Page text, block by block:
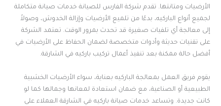
الأرضيات ومتانتها. تقدم شركة الفارس للصيانة خدمات صيانة متكاملة
لجميع أنواع الباركيه، بدءًا من تلميع الأرضيات وإزالة الخدوش، وصولاً
إلى معالجة أي تلفيات صغيرة قد تحدث بمرور الوقت. تعتمد الشركة
على تقنيات حديثة وأدوات متخصصة لضمان الحفاظ على الأرضيات في
أفضل حالة ممكنة بعد تنفيذ أعمال تركيب باركيه في الشارقة.
يقوم فريق العمل بمعالجة الباركيه بعناية، سواء الأرضيات الخشبية
الطبيعية أو الصناعية، مع ضمان استعادة لمعانها وجمالها كما لو
كانت جديدة. وتساعد خدمات صيانة باركيه في الشارقة العملاء على